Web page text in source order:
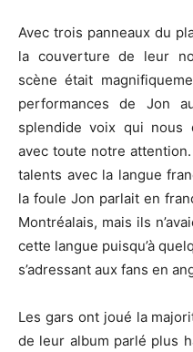
Avec trois panneaux du
la couverture de leur
scène était
performances de Jon
splendide voix qui nous
avec toute notre
talents avec la langue
la foule Jon parlait en
Montréalais, mais ils
cette langue puisqu’à
s’adressant aux fans en
Les gars ont joué la
de leur album parlé plus